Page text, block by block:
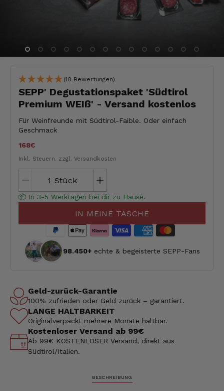
(10 Bewertungen)
SEPP' Degustationspaket 'Südtirol
Premium WEIß' - Versand kostenlos
Für Weinfreunde mit Südtirol-Faible. Oder einfach
Geschmack
168€
Inkl. Steuern. zzgl. Versandkosten
Stück
📦 In 3-5 Werktagen bei dir zu Hause.
IN MEINE TASCHE
98.450+ echte & begeisterte SEPP-Fans
Geld-zurück-Garantie
100% zufrieden oder Geld zurück – garantiert.
LANGE HALTBARKEIT
Originalverpackt mehrere Monate haltbar.
Kostenloser Versand ab 99€
Ab 99€ KOSTENLOSER Versand, direkt aus
Südtirol/Italien.
BESCHREIBUNG